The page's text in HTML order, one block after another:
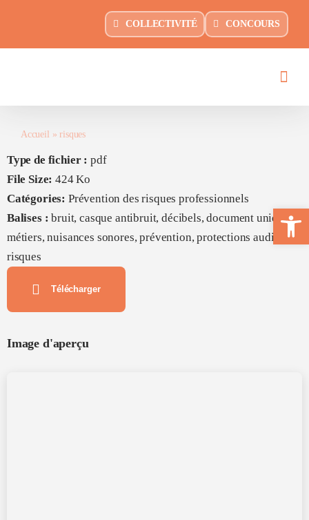
Ouvrir
contenu
COLLECTIVITÉ CONCOURS
Accueil »risques
Type de fichier : pdf
File Size:424 Ko
Catégories: Prévention des risques professionnels
Balises :bruit, casque antibruit, décibels, document unique,
métiers, nuisances sonores, prévention, protections auditives,
risques
Télécharger
Image d'aperçu